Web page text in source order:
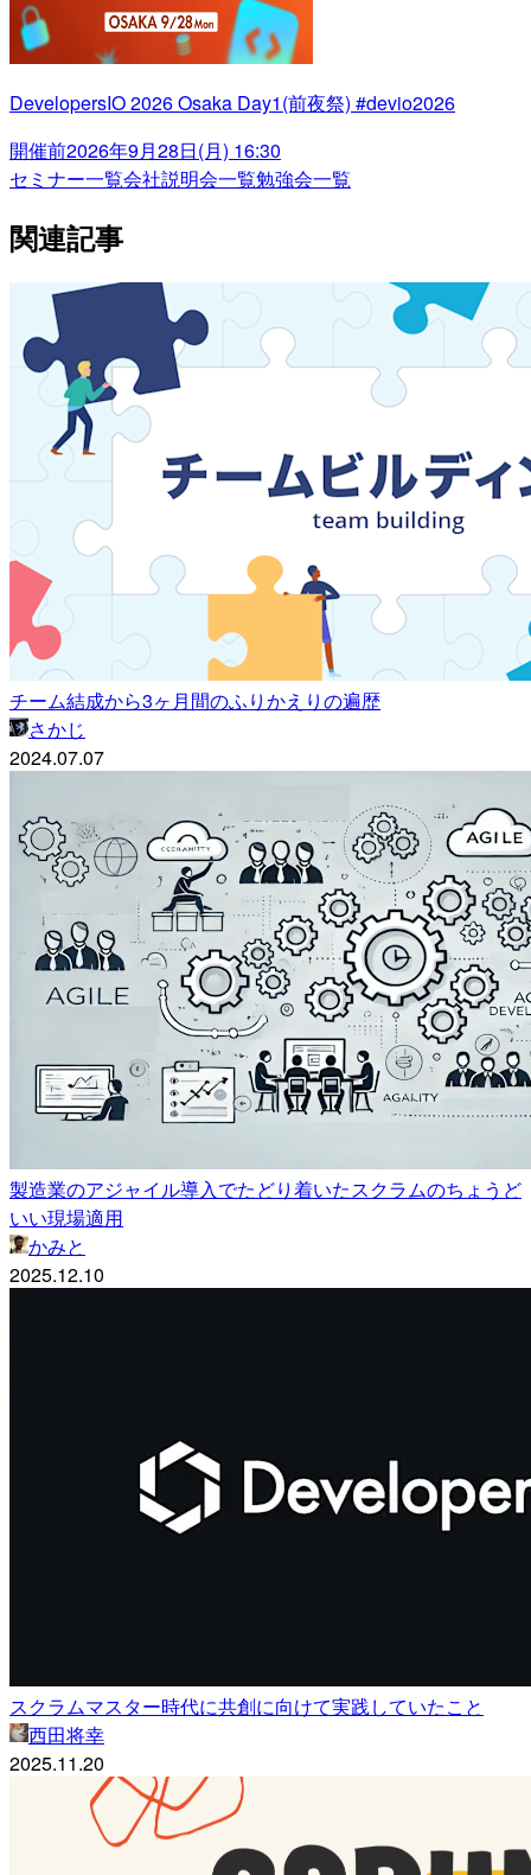
DevelopersIO 2026 Osaka Day1(前夜祭) #devio2026
開催前2026年9月28日(月) 16:30
セミナー一覧会社説明会一覧勉強会一覧
関連記事
チーム結成から3ヶ月間のふりかえりの遍歴
さかじ
2024.07.07
製造業のアジャイル導入でたどり着いたスクラムのちょうど
いい現場適用
かみと
2025.12.10
スクラムマスター時代に共創に向けて実践していたこと
西田将幸
2025.11.20